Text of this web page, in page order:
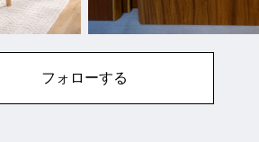
フォローする